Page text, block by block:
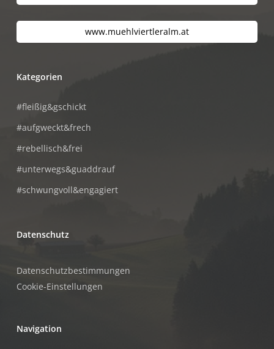
www.muehlviertleralm.at
Kategorien
#fleißig&gschickt
#aufgweckt&frech
#rebellisch&frei
#unterwegs&guaddrauf
#schwungvoll&engagiert
Datenschutz
Datenschutzbestimmungen
Cookie-Einstellungen
Navigation